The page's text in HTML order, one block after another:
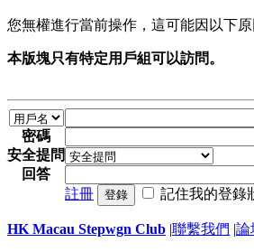
您無權進行當前操作，這可能因以下
本版塊只有特定用戶組可以訪問。
密碼
安全提問
回答
註冊
登錄 記住我的登錄
HK Macau Stepwgn Club |聯繫我們 |論